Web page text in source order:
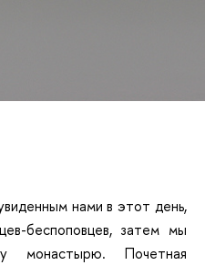
нами в этот день,
беспоповцев, затем мы
монастырю. Почетная